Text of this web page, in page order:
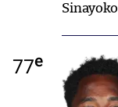
Sinayoko
77e